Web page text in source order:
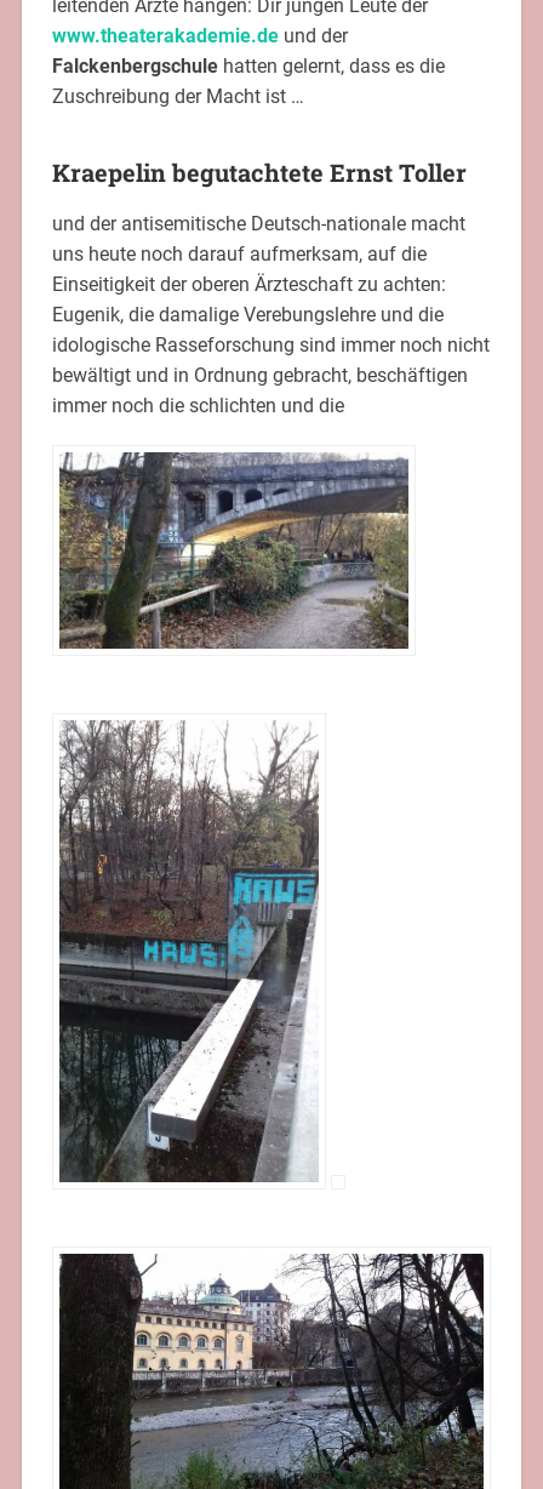
leitenden Ärzte hängen: Dir jungen Leute der
www.theaterakademie.deund der
Falckenbergschulehatten gelernt, dass es die
Zuschreibung der Macht ist …
Kraepelin begutachtete Ernst Toller
und der antisemitische Deutsch-nationale macht
uns heute noch darauf aufmerksam, auf die
Einseitigkeit der oberen Ärzteschaft zu achten:
Eugenik, die damalige Verebungslehre und die
idologische Rasseforschung sind immer noch nicht
bewältigt und in Ordnung gebracht, beschäftigen
immer noch die schlichten und die